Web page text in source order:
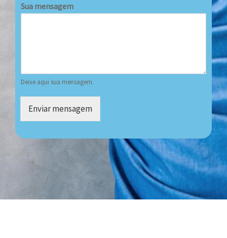
Sua mensagem
Deixe aqui sua mensagem.
Enviar mensagem